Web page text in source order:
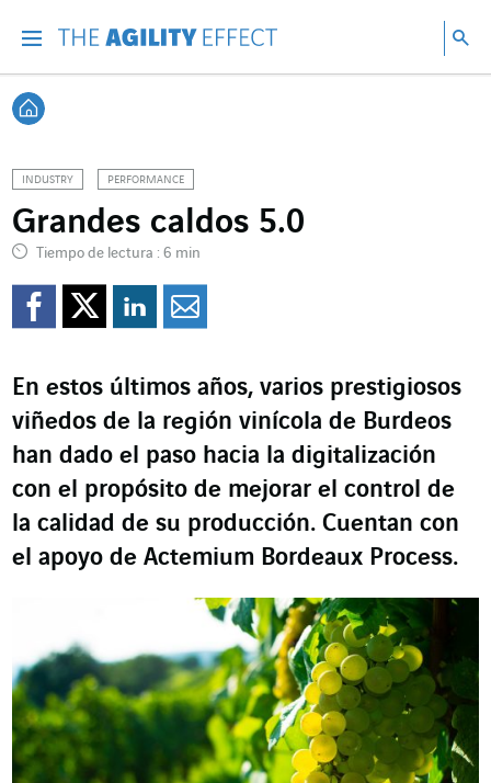
Volver a Inicio
INDUSTRY PERFORMANCE
Grandes caldos 5.0
Tiempo de lectura : 6 min
Compartir en Facebook
Compartir en
Compartir en
En estos últimos años, varios prestigiosos
viñedos de la región vinícola de Burdeos
han dado el paso hacia la digitalización
con el propósito de mejorar el control de
la calidad de su producción. Cuentan con
el apoyo de Actemium Bordeaux Process.